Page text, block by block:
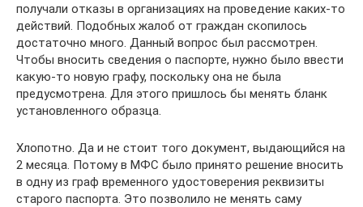
получали отказы в организациях на проведение каких-то
действий. Подобных жалоб от граждан скопилось
достаточно много. Данный вопрос был рассмотрен.
Чтобы вносить сведения о паспорте, нужно было ввести
какую-то новую графу, поскольку она не была
предусмотрена. Для этого пришлось бы менять бланк
установленного образца.
Хлопотно. Да и не стоит того документ, выдающийся на
2 месяца. Потому в МФС было принято решение вносить
в одну из граф временного удостоверения реквизиты
старого паспорта. Это позволило не менять саму